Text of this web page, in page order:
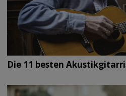
Die 11 besten